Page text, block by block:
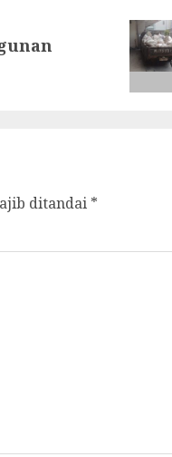
ditandai *